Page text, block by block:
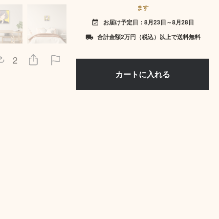
2
ます
event_available お届け予定日：8月23日～8月28日
local_shipping 合計金額2万円（税込）以上で送料無料